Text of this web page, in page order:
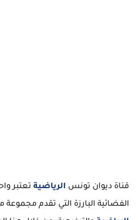
قناة ديوان تونس الرياضية تعتبر
الفضائية البارزة التي تقدم مجموعة